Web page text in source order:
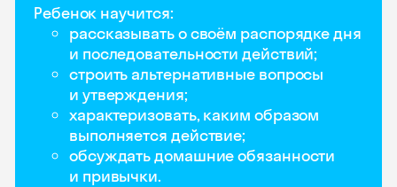
Ребенок научится:
рассказывать о своём распорядке дня
и последовательности действий;
строить альтернативные вопросы
и утверждения;
характеризовать, каким образом
выполняется действие;
обсуждать домашние обязанности
и привычки.